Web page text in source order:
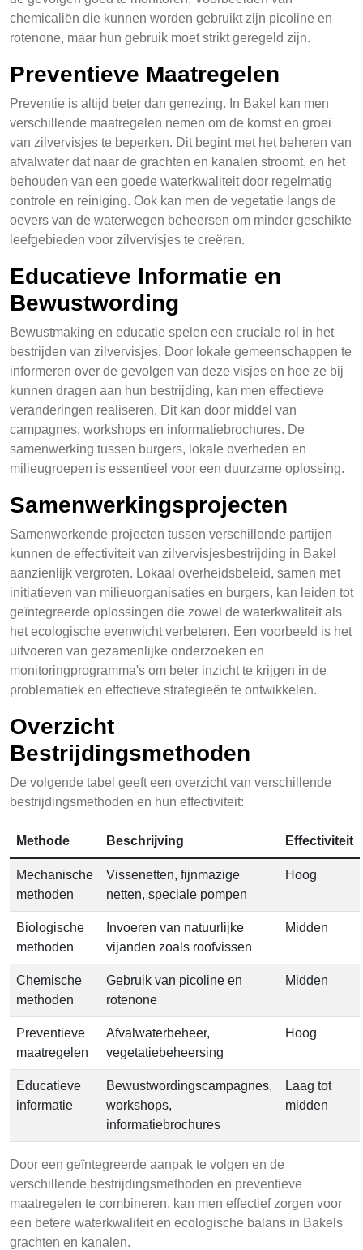
chemicaliën die kunnen worden gebruikt zijn picoline en
rotenone, maar hun gebruik moet strikt geregeld zijn.
Preventieve Maatregelen
Preventie is altijd beter dan genezing. In Bakel kan men
verschillende maatregelen nemen om de komst en groei
van zilvervisjes te beperken. Dit begint met het beheren van
afvalwater dat naar de grachten en kanalen stroomt, en het
behouden van een goede waterkwaliteit door regelmatig
controle en reiniging. Ook kan men de vegetatie langs de
oevers van de waterwegen beheersen om minder geschikte
leefgebieden voor zilvervisjes te creëren.
Educatieve Informatie en
Bewustwording
Bewustmaking en educatie spelen een cruciale rol in het
bestrijden van zilvervisjes. Door lokale gemeenschappen te
informeren over de gevolgen van deze visjes en hoe ze bij
kunnen dragen aan hun bestrijding, kan men effectieve
veranderingen realiseren. Dit kan door middel van
campagnes, workshops en informatiebrochures. De
samenwerking tussen burgers, lokale overheden en
milieugroepen is essentieel voor een duurzame oplossing.
Samenwerkingsprojecten
Samenwerkende projecten tussen verschillende partijen
kunnen de effectiviteit van zilvervisjesbestrijding in Bakel
aanzienlijk vergroten. Lokaal overheidsbeleid, samen met
initiatieven van milieuorganisaties en burgers, kan leiden tot
geïntegreerde oplossingen die zowel de waterkwaliteit als
het ecologische evenwicht verbeteren. Een voorbeeld is het
uitvoeren van gezamenlijke onderzoeken en
monitoringprogramma's om beter inzicht te krijgen in de
problematiek en effectieve strategieën te ontwikkelen.
Overzicht
Bestrijdingsmethoden
De volgende tabel geeft een overzicht van verschillende
bestrijdingsmethoden en hun effectiviteit:
Methode Beschrijving Effectiviteit
Mechanische
methoden
Vissenetten, fijnmazige
netten, speciale pompen
Hoog
Biologische
methoden
Invoeren van natuurlijke
vijanden zoals roofvissen
Midden
Chemische
methoden
Gebruik van picoline en
rotenone
Midden
Preventieve
maatregelen
Afvalwaterbeheer,
vegetatiebeheersing
Hoog
Educatieve
informatie
Bewustwordingscampagnes,
workshops,
informatiebrochures
Laag tot
midden
Door een geïntegreerde aanpak te volgen en de
verschillende bestrijdingsmethoden en preventieve
maatregelen te combineren, kan men effectief zorgen voor
een betere waterkwaliteit en ecologische balans in Bakels
grachten en kanalen.